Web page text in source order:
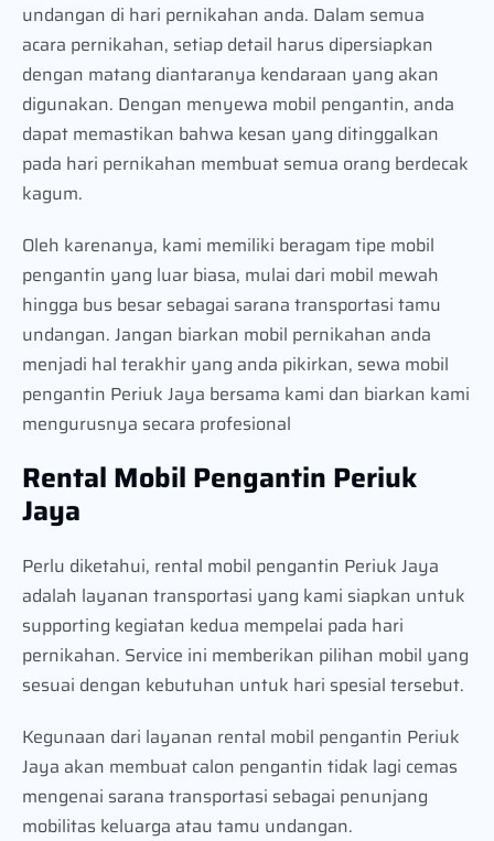
undangan di hari pernikahan anda. Dalam semua
acara pernikahan, setiap detail harus dipersiapkan
dengan matang diantaranya kendaraan yang akan
digunakan. Dengan menyewa mobil pengantin, anda
dapat memastikan bahwa kesan yang ditinggalkan
pada hari pernikahan membuat semua orang berdecak
kagum.
Oleh karenanya, kami memiliki beragam tipe mobil
pengantin yang luar biasa, mulai dari mobil mewah
hingga bus besar sebagai sarana transportasi tamu
undangan. Jangan biarkan mobil pernikahan anda
menjadi hal terakhir yang anda pikirkan, sewa mobil
pengantin Periuk Jaya bersama kami dan biarkan kami
mengurusnya secara profesional
Rental Mobil Pengantin Periuk
Jaya
Perlu diketahui, rental mobil pengantin Periuk Jaya
adalah layanan transportasi yang kami siapkan untuk
supporting kegiatan kedua mempelai pada hari
pernikahan. Service ini memberikan pilihan mobil yang
sesuai dengan kebutuhan untuk hari spesial tersebut.
Kegunaan dari layanan rental mobil pengantin Periuk
Jaya akan membuat calon pengantin tidak lagi cemas
mengenai sarana transportasi sebagai penunjang
mobilitas keluarga atau tamu undangan.